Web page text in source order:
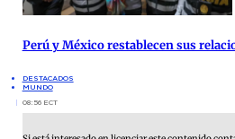
Perú y México restablecen sus
DESTACADOS
MUNDO
08:56 ECT